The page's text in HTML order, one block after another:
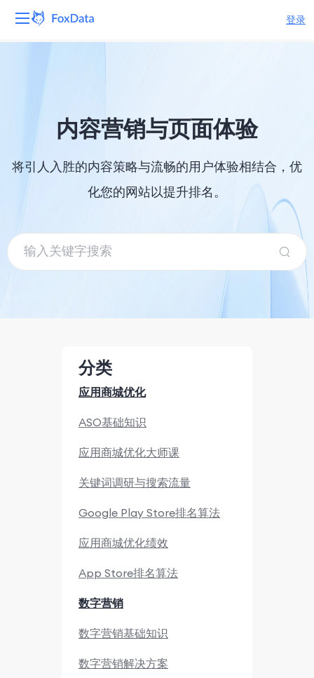
登录
资源
公司
内容营销与页面体验
将引人入胜的内容策略与流畅的用户体验相结合，优
化您的网站以提升排名。
分类
应用商城优化
ASO基础知识
应用商城优化大师课
关键词调研与搜索流量
Google Play Store排名算法
应用商城优化绩效
App Store排名算法
数字营销
数字营销基础知识
数字营销解决方案